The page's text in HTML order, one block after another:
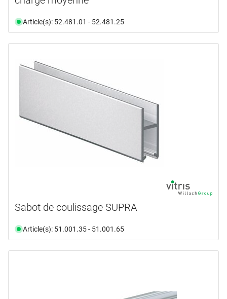
Article(s): 52.481.01 - 52.481.25
Sabot de coulissage SUPRA
Article(s): 51.001.35 - 51.001.65